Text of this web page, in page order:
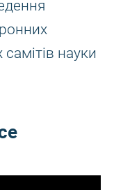
науки